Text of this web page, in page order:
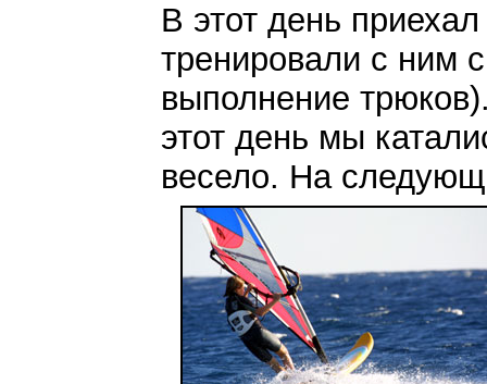
В этот день
тренировали с ним
выполнение
этот день мы
весело. На